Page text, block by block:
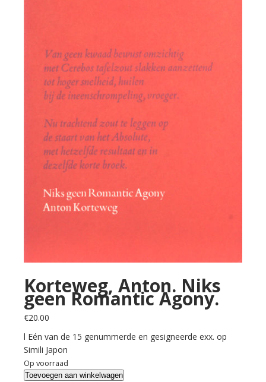
Korteweg, Anton. Niks
geen Romantic Agony.
€20.00
l Eén van de 15 genummerde en gesigneerde exx. op
Simili Japon
Op voorraad
Korteweg,
Toevoegen aan winkelwagen